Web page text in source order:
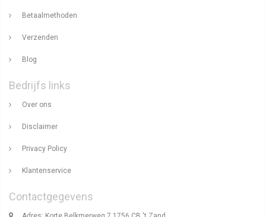
Betaalmethoden
Verzenden
Blog
Bedrijfs links
Over ons
Disclaimer
Privacy Policy
Klantenservice
Contactgegevens